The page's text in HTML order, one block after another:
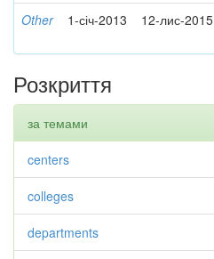
Other 1-січ-2013 12-лис-2015
Розкриття
за темами
centers
colleges
departments